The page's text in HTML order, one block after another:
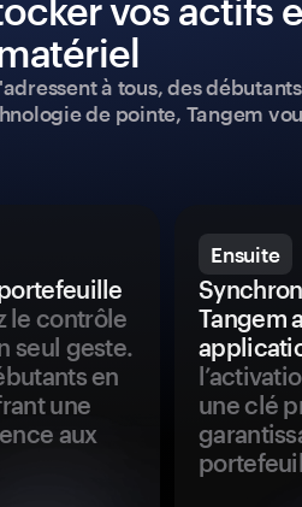
vos actifs
à tous, des
de pointe, Tangem
le contrôle
seul geste.
en
une
aux
Ensuite
Tangem
une clé